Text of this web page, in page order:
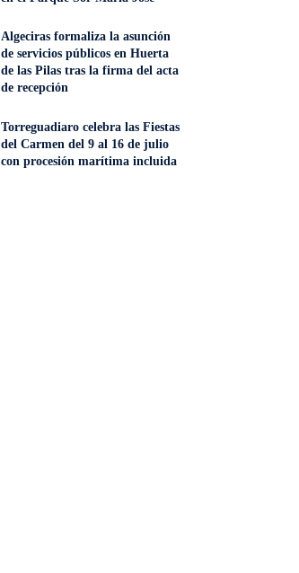
Algeciras formaliza la asunción
de servicios públicos en Huerta
de las Pilas tras la firma del acta
de recepción
Torreguadiaro celebra las Fiestas
del Carmen del 9 al 16 de julio
con procesión marítima incluida